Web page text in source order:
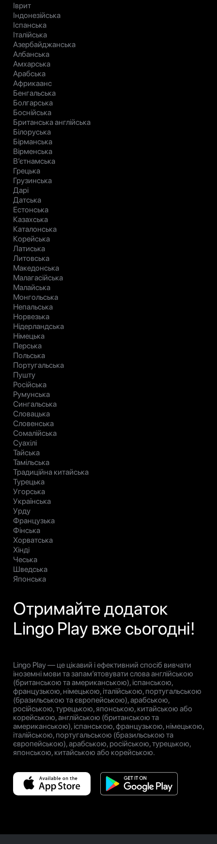
Іврит
Індонезійська
Іспанська
Італійська
Азербайджанська
Албанська
Амхарська
Арабська
Африкаанс
Бенгальська
Болгарська
Боснійська
Британська англійська
Білоруська
Бірманська
Вірменська
В’єтнамська
Грецька
Грузинська
Дарі
Датська
Естонська
Казахська
Каталонська
Корейська
Латиська
Литовська
Македонська
Малагасійська
Малайська
Монгольська
Непальська
Норвезька
Нідерландська
Німецька
Перська
Польська
Португальська
Пушту
Російська
Румунська
Сингальська
Словацька
Словенська
Сомалійська
Суахілі
Тайська
Тамільська
Традиційна китайська
Турецька
Угорська
Українська
Урду
Французька
Фінська
Хорватська
Хінді
Чеська
Шведська
Японська
Отримайте додаток
Lingo Play вже сьогодні!
Lingo Play — це цікавий і ефективний спосіб вивчати
іноземні мови та запам’ятовувати слова англійською
(британською та американською), іспанською,
французькою, німецькою, італійською, португальською
(бразильською та європейською), арабською,
російською, турецькою, японською, китайською або
корейською, англійською (британською та
американською), іспанською, французькою, німецькою,
італійською, португальською (бразильською та
європейською), арабською, російською, турецькою,
японською, китайською або корейською.